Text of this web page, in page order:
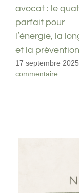
comprendre
pourquoi votre
microbiote
après un
23 avril 2026 | 0
commentaire